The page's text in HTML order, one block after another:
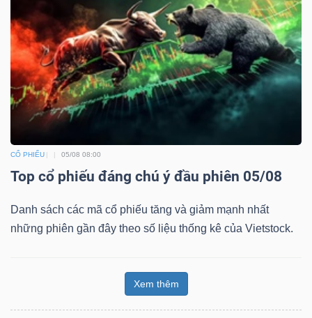
CỔ PHIẾU 05/08 08:00
Top cổ phiếu đáng chú ý đầu phiên 05/08
Danh sách các mã cổ phiếu tăng và giảm mạnh nhất
những phiên gần đây theo số liệu thống kê của Vietstock.
Xem thêm